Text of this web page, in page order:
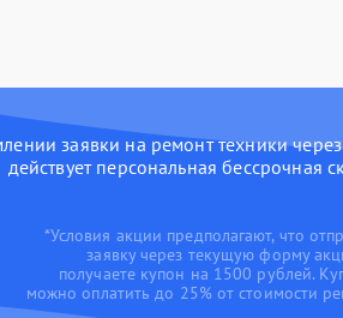
заявки на ремонт техники через
действует персональная бессрочная
*Условия акции предполагают, что
заявку через текущую форму
получаете купон на 1500 рублей.
можно оплатить до 25% от стоимости